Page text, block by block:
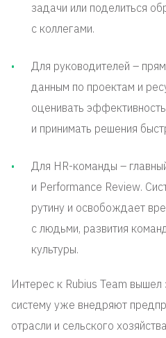
задачи или поделиться
с коллегами.
Для руководителей –
данным по проектам и
оценивать
и принимать решения
Для HR-команды –
и Performance Review.
рутину и освобождает
с людьми, развития
культуры.
Интерес к Rubius Team
систему уже внедряют
отрасли и сельского